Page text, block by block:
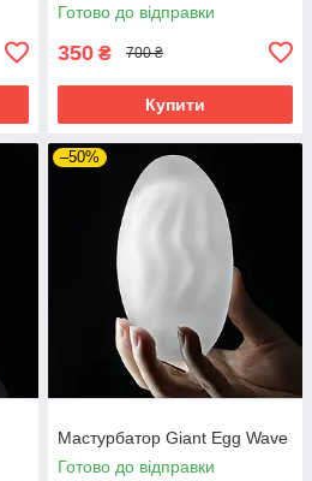
Готово до відправки
350 ₴ 700 ₴
Купити
–50%
Мастурбатор Giant Egg Wave
Готово до відправки